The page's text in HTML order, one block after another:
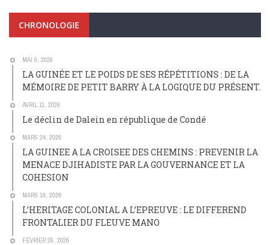
CHRONOLOGIE
MAI 6, 2026
LA GUINÉE ET LE POIDS DE SES RÉPÉTITIONS : DE LA
MÉMOIRE DE PETIT BARRY À LA LOGIQUE DU PRÉSENT.
AVRIL 11, 2026
Le déclin de Dalein en république de Condé
MARS 24, 2026
LA GUINEE A LA CROISEE DES CHEMINS : PREVENIR LA
MENACE DJIHADISTE PAR LA GOUVERNANCE ET LA
COHESION
MARS 19, 2026
L’HERITAGE COLONIAL A L’EPREUVE : LE DIFFEREND
FRONTALIER DU FLEUVE MANO
FÉVRIER 26, 2026